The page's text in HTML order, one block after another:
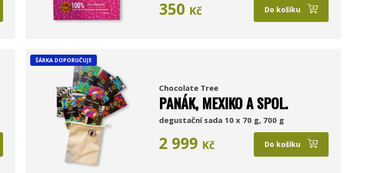
350 Kč Do košíku
ŠÁRKA DOPORUČUJE
Chocolate Tree
PANÁK, MEXIKO A SPOL.
degustační sada 10 x 70 g, 700 g
2 999 Kč Do košíku